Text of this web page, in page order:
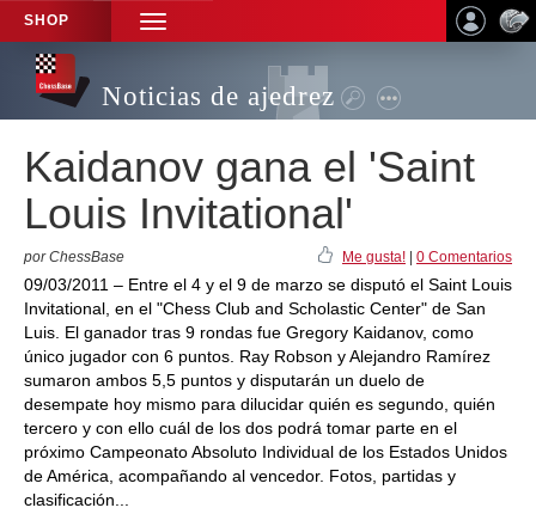
SHOP
TOGGLE
NAVIGATION
Noticias de ajedrez
Kaidanov gana el 'Saint
Louis Invitational'
por ChessBase Me gusta! 0 Comentarios
09/03/2011 – Entre el 4 y el 9 de marzo se disputó el Saint Louis
Invitational, en el "Chess Club and Scholastic Center" de San
Luis. El ganador tras 9 rondas fue Gregory Kaidanov, como
único jugador con 6 puntos. Ray Robson y Alejandro Ramírez
sumaron ambos 5,5 puntos y disputarán un duelo de
desempate hoy mismo para dilucidar quién es segundo, quién
tercero y con ello cuál de los dos podrá tomar parte en el
próximo Campeonato Absoluto Individual de los Estados Unidos
de América, acompañando al vencedor. Fotos, partidas y
clasificación...